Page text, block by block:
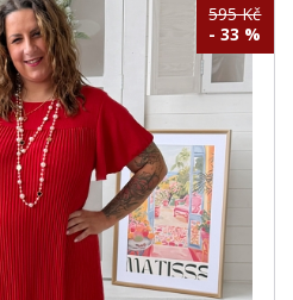
595 Kč
- 33 %